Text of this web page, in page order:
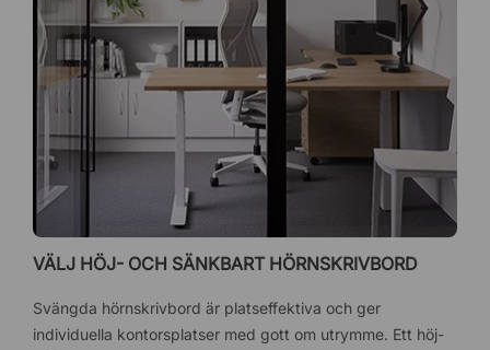
VÄLJ HÖJ- OCH SÄNKBART HÖRNSKRIVBORD
Svängda hörnskrivbord är platseffektiva och ger
individuella kontorsplatser med gott om utrymme. Ett höj-